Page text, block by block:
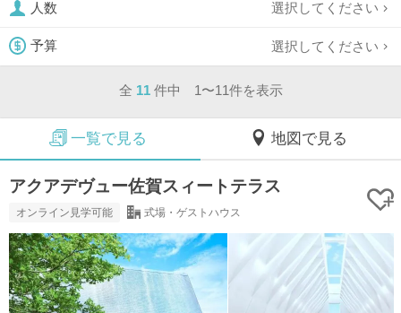
人数 選択してください
予算 選択してください
全 11 件中 1〜11件を表示
一覧で見る 地図で見る
アクアデヴュー佐賀スィートテラス
オンライン見学可能 式場・ゲストハウス